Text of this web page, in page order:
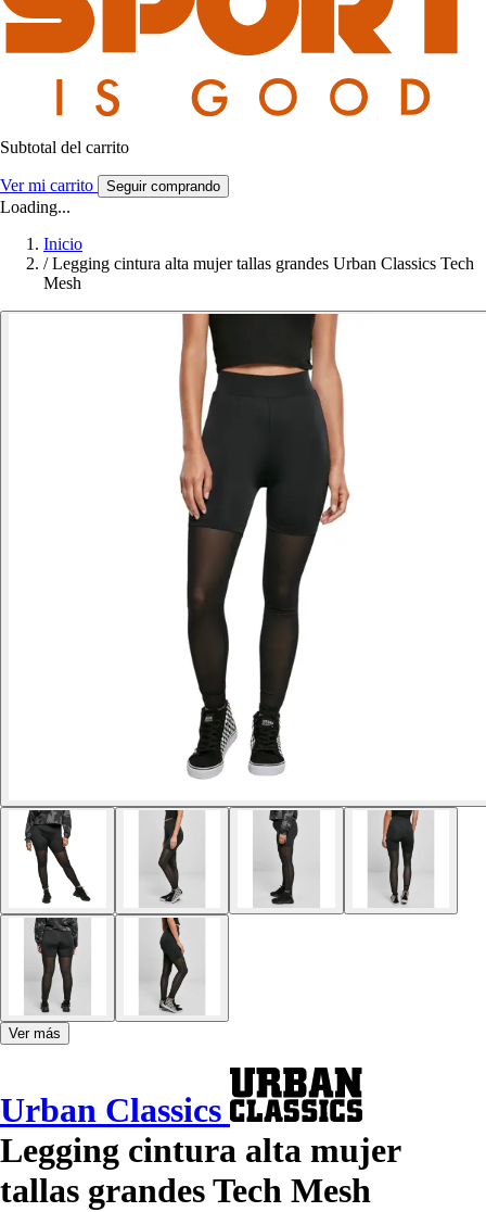
Subtotal del carrito
Ver mi carrito Seguir comprando
Loading...
Inicio
/ Legging cintura alta mujer tallas grandes Urban Classics Tech
Mesh
Ver más
Urban Classics
Legging cintura alta mujer
tallas grandes Tech Mesh